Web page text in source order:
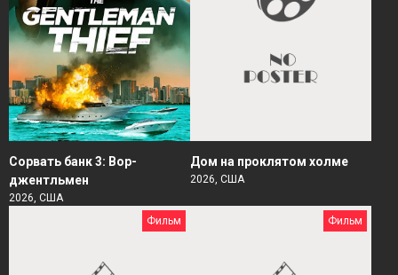
Сорвать банк 3: Вор-
джентльмен
2026, США
Дом на проклятом холме
2026, США
Фильм Фильм